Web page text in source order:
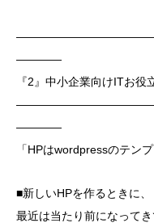
――――
『2』中小企業向けITお役
――――
「HPはwordpressのテン
■新しいHPを作るときに、
最近は当たり前になってき